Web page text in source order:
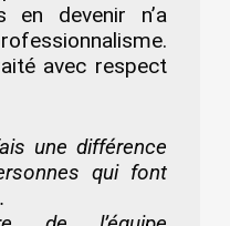
en devenir n’a
avec respect
une différence
qui font